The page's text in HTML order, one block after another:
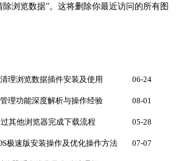
除浏览数据”。这将删除你最近访问的所有图
理浏览数据插件安装及使用 06-24
理功能深度解析与操作经验 08-01
其他浏览器完成下载流程 05-28
极速版安装操作及优化操作方法 07-07